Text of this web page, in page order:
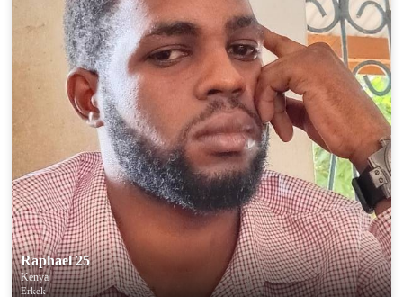
Raphael 25
Kenya
Erkek